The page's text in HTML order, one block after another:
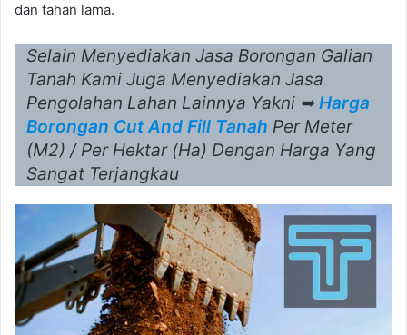
dan tahan lama.
Selain Menyediakan Jasa Borongan Galian
Tanah Kami Juga Menyediakan Jasa
Pengolahan Lahan Lainnya Yakni ➥ Harga
Borongan Cut And Fill Tanah Per Meter
(M2) / Per Hektar (Ha) Dengan Harga Yang
Sangat Terjangkau